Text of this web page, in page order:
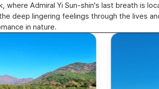
where Admiral Yi Sun-shin's last breath is
deep lingering feelings through the lives
in nature.